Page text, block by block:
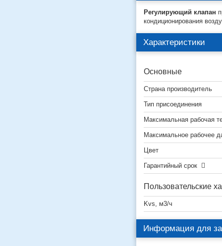
Регулирующий клапан
кондиционирования
Характеристики
Основные
Страна производитель
Тип присоединения
Максимальная рабочая
Максимальное рабочее
Цвет
Гарантийный срок
Пользовательские
Kvs, м3/ч
Информация для